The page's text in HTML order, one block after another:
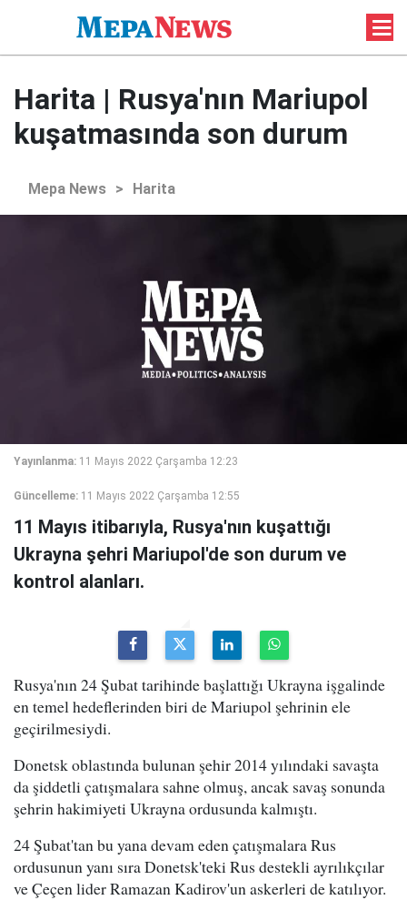
Harita | Rusya'nın Mariupol
kuşatmasında son durum
Mepa News > Harita
Yayınlanma: 11 Mayıs 2022 Çarşamba 12:23
Güncelleme: 11 Mayıs 2022 Çarşamba 12:55
11 Mayıs itibarıyla, Rusya'nın kuşattığı
Ukrayna şehri Mariupol'de son durum ve
kontrol alanları.
Rusya'nın 24 Şubat tarihinde başlattığı Ukrayna işgalinde
en temel hedeflerinden biri de Mariupol şehrinin ele
geçirilmesiydi.
Donetsk oblastında bulunan şehir 2014 yılındaki savaşta
da şiddetli çatışmalara sahne olmuş, ancak savaş sonunda
şehrin hakimiyeti Ukrayna ordusunda kalmıştı.
24 Şubat'tan bu yana devam eden çatışmalara Rus
ordusunun yanı sıra Donetsk'teki Rus destekli ayrılıkçılar
ve Çeçen lider Ramazan Kadirov'un askerleri de katılıyor.